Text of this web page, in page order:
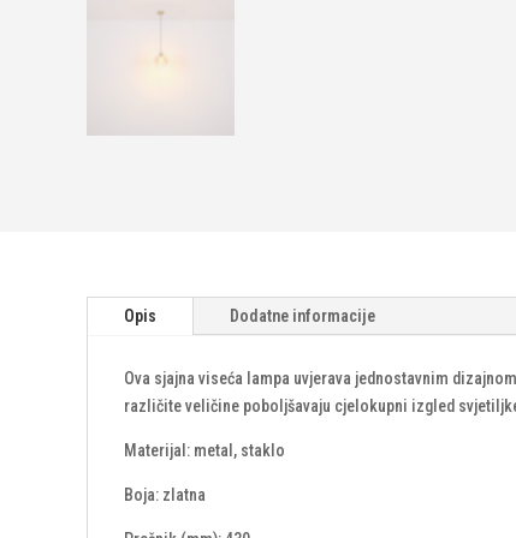
Opis Dodatne informacije
Ova sjajna viseća lampa uvjerava jednostavnim
različite veličine poboljšavaju cjelokupni izgled
Materijal: metal, staklo
Boja: zlatna